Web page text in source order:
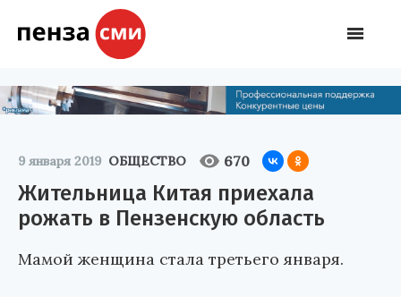
9 января 2019 ОБЩЕСТВО 670
Жительница Китая приехала
рожать в Пензенскую область
Мамой женщина стала третьего января.